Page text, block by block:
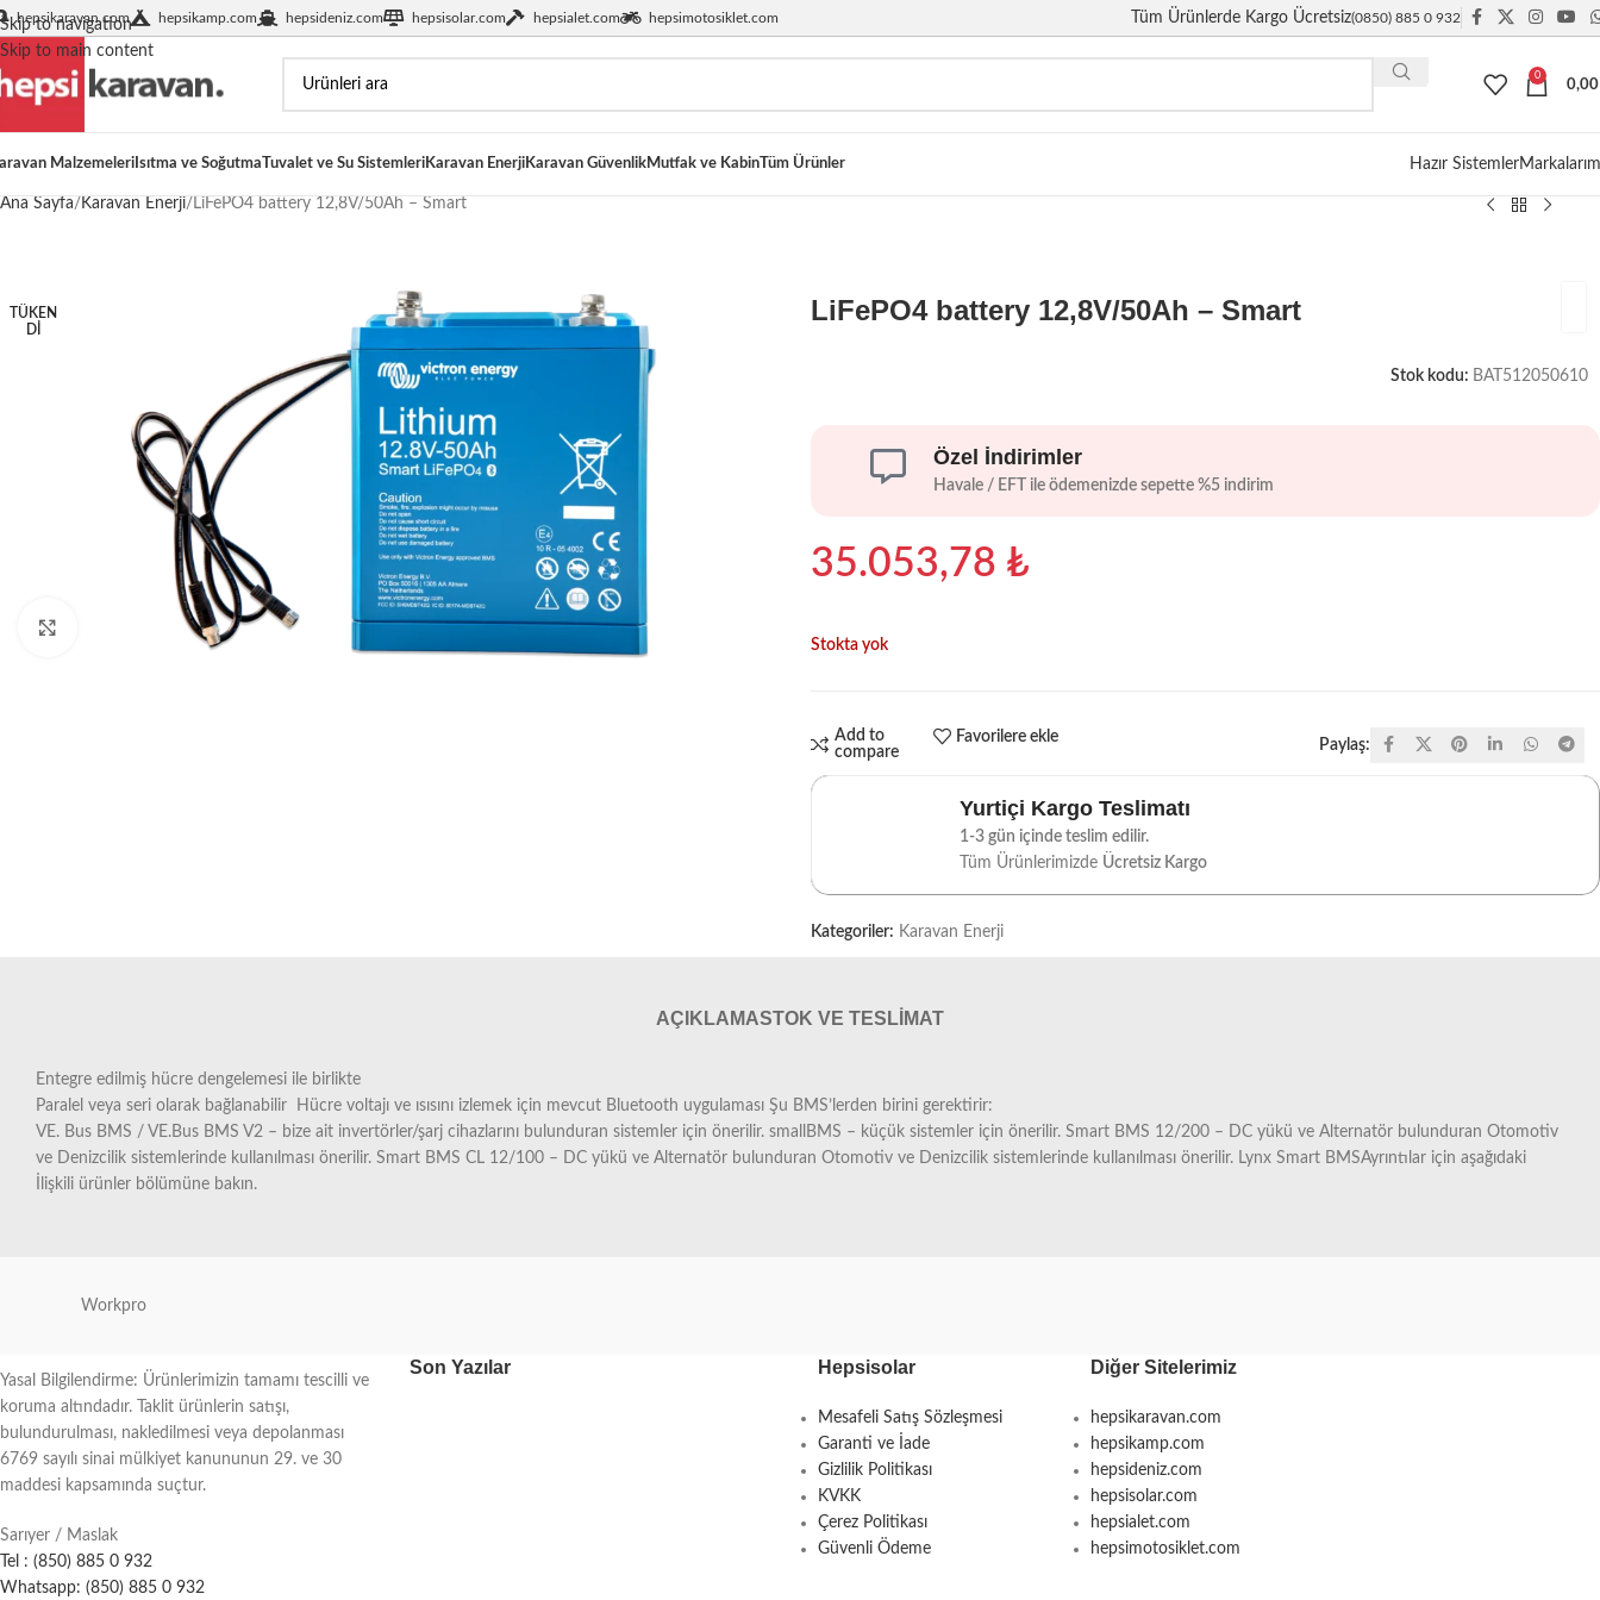
Skip to navigation
Skip to main content
hepsikaravan.com hepsikamp.com hepsideniz.com hepsisolar.com hepsialet.com hepsimotosiklet.com Tüm Ürünlerde Kargo Ücretsiz(0850) 885 0 932
0
Malzemeleri Isıtma ve SoğutmaTuvalet ve Su SistemleriKaravan EnerjiKaravan GüvenlikMutfak ve KabinTüm Ürünler Hazır Sistemler
Ana Sayfa Karavan Enerji LiFePO4 battery 12,8V/50Ah – Smart
TÜKEN
DI
Büyütmek için tıklayın
LiFePO4 battery 12,8V/50Ah – Smart
Stok kodu: BAT512050610
Özel İndirimler
Havale / EFT ile ödemenizde sepette %5 indirim
35.053,78 ₺
Stokta yok
Add to
compare
Favorilere ekle
Paylaş:
Yurtiçi Kargo Teslimatı
1-3 gün içinde teslim edilir.
Tüm Ürünlerimizde Ücretsiz Kargo
Kategoriler: Karavan Enerji
AÇIKLAMASTOK VE TESLIMAT
Entegre edilmiş hücre dengelemesi ile birlikte
Paralel veya seri olarak bağlanabilir Hücre voltajı ve ısısını izlemek için mevcut Bluetooth uygulaması Şu BMS’lerden birini gerektirir:
VE. Bus BMS / VE.Bus BMS V2 – bize ait invertörler/şarj cihazlarını bulunduran sistemler için önerilir. smallBMS – küçük sistemler için önerilir. Smart BMS 12/200 – DC yükü ve Alternatör bulunduran Otomotiv
ve Denizcilik sistemlerinde kullanılması önerilir. Smart BMS CL 12/100 – DC yükü ve Alternatör bulunduran Otomotiv ve Denizcilik sistemlerinde kullanılması önerilir. Lynx Smart BMSAyrıntılar için aşağıdaki
İlişkili ürünler bölümüne bakın.
Workpro
Yasal Bilgilendirme: Ürünlerimizin tamamı tescilli ve
koruma altındadır. Taklit ürünlerin satışı,
bulundurulması, nakledilmesi veya depolanması
6769 sayılı sinai mülkiyet kanununun 29. ve 30
maddesi kapsamında suçtur.
Sarıyer / Maslak
Tel : (850) 885 0 932
Whatsapp: (850) 885 0 932
Son Yazılar Hepsisolar
Mesafeli Satış Sözleşmesi
Garanti ve İade
Gizlilik Politikası
KVKK
Çerez Politikası
Güvenli Ödeme
Diğer Sitelerimiz
hepsikaravan.com
hepsikamp.com
hepsideniz.com
hepsisolar.com
hepsialet.com
hepsimotosiklet.com